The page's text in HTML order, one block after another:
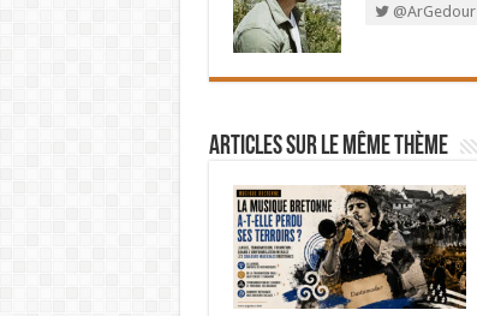
@ArGedour
Articles sur le même thème